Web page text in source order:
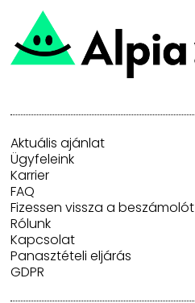
Aktuális ajánlat
Ügyfeleink
Karrier
FAQ
Fizessen vissza a beszámolót
Rólunk
Kapcsolat
Panasztételi eljárás
GDPR